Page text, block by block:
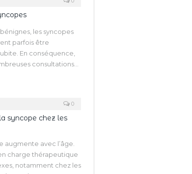
les syncopes
parfois être
En conséquence,
consultations
les syncopes
dans les
6 % des hospitalisations.
10 diagnostics les plus
les services d’urgences
augmente avec l’âge
% sur une vie.
un tiers des cas, et
0
syncope chez les
augmente avec l’âge.
charge thérapeutique
notamment chez les